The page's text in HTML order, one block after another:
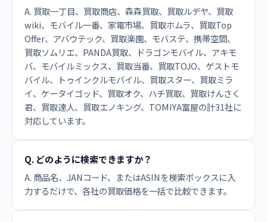
A. 買取一丁目、買取商店、森森買取、買取ルデヤ、買取
wiki、モバイル一番、家電市場、買取ホムラ、買取Top
Offer、アバウテック、買取楽園、モバステ、携帯空間、
買取ソムリエ、PANDA買取、ドラゴンモバイル、アキモ
バ、モバイルミックス、買取当番、買取TOJO、ゲストモ
バイル、トゥインクルモバイル、買取スター、買取ミラ
イ、ケータイゴッド、買取オク、ハチ買取、買取けんさく
君、買取達人、買取エノキング、TOMIYA富屋の計31社に
対応しています。
Q. どのように検索できますか？
A. 商品名、JANコード、またはASINを検索ボックスに入
力するだけで、各社の買取価格を一括で比較できます。